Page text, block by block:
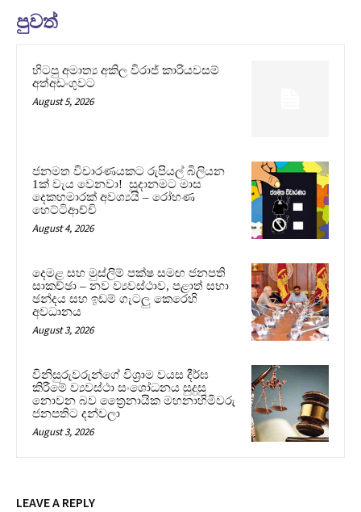
පුවත්
හිටපු අමාත්‍ය අකිල විරාජ් කාරියවසම්
අත්අඩංගුවට
August 5, 2026
ජනමත විචාරණයකට රුපියල් බිලියන
1ක් වැය වෙනවා! සූදානමට මාස
දෙකහමාරක් අවශ්‍යයි – රෝහණ
හෙට්ටිආච්චි
August 4, 2026
දෙමළ සහ මුස්ලිම් පක්ෂ සමඟ ජනපති
සාකච්ඡා – නව ව්‍යවස්ථාව, පළාත් සභා
ඡන්දය සහ ඉඩම් ගැටලු කෙරෙහි
අවධානය
August 3, 2026
විනිසුරුවරුන්ගේ විශ්‍රාම වයස දීර්ඝ
කිරීමේ ව්‍යවස්ථා සංශෝධනය සුදුසු
නොවන බව ත්‍රෛනායික මහනාහිමිවරු
ජනපතිට දන්වලා
August 3, 2026
LEAVE A REPLY